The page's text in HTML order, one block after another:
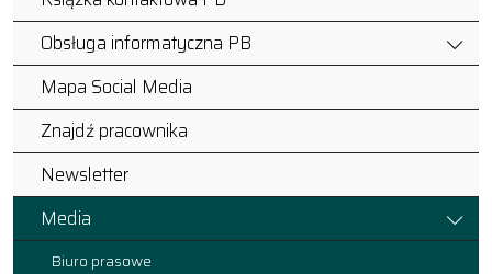
Obsługa informatyczna PB
Mapa Social Media
Znajdź pracownika
Newsletter
Media
Biuro prasowe